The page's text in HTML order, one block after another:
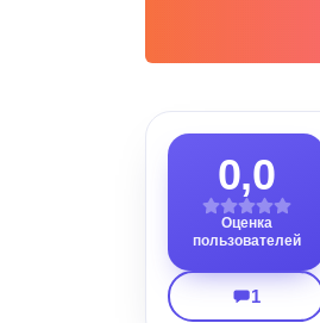
0,0
Оценка
пользователей
1